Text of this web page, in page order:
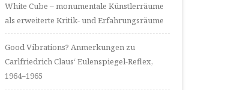
White Cube – monumentale Künstlerräume
als erweiterte Kritik- und Erfahrungsräume
Good Vibrations? Anmerkungen zu
Carlfriedrich Claus‘ Eulenspiegel-Reflex,
1964–1965